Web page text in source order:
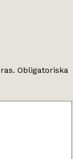
Obligatoriska